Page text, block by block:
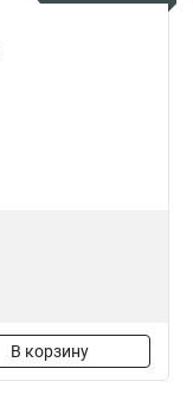
В корзину